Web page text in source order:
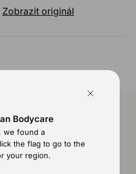
Zobrazit originál
Bodycare
we found a
the flag to go to the
your region.